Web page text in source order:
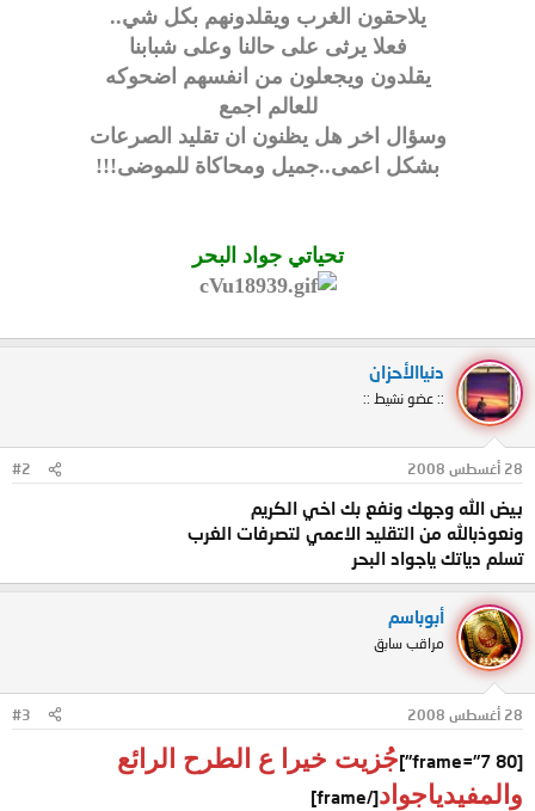
يلاحقون الغرب ويقلدونهم بكل شي..
فعلا يرثى على حالنا وعلى شبابنا
يقلدون ويجعلون من انفسهم اضحوكه
للعالم اجمع
وسؤال اخر هل يظنون ان تقليد الصرعات
بشكل اعمى..جميل ومحاكاة للموضى!!!
تحياتي جواد البحر
دنياالأحزان
:: عضو نشيط ::
28 أغسطس 2008 #2
بيض الله وجهك ونفع بك اخي الكريم
ونعوذبالله من التقليد الاعمي لتصرفات الغرب
تسلم دياتك ياجواد البحر
أبوباسم
مراقب سابق
28 أغسطس 2008 #3
[frame="7 80"]
جُزيت خيرا ع الطرح الرائع
والمفيدياجواد[/frame]